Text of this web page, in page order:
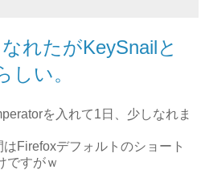
れたがKeySnailと
しい。
を入れて1日、少しなれま
Firefoxデフォルトのショート
ですがｗ